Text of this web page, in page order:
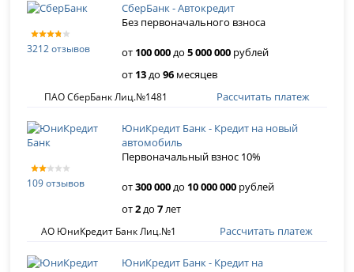
3212 отзывов
СберБанк - Автокредит
Без первоначального взноса
от 100 000до5 000 000 рублей
от 13до96 месяцев
ПАО СберБанк Лиц.№1481 Рассчитать платеж
109 отзывов
ЮниКредит Банк - Кредит на новый
автомобиль
Первоначальный взнос 10%
от300 000до 10 000 000 рублей
от2до7лет
АО ЮниКредит Банк Лиц.№1 Рассчитать платеж
ЮниКредит Банк - Кредит на